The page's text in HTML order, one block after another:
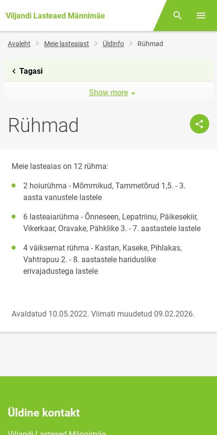
Viljandi Lasteaed Männimäe Otsing
Jälglink
Avaleht Meie lasteaiast Üldinfo Rühmad
Rühmad
Tagasi
Show more
Meie lasteaias on 12 rühma:
2 hoiurühma - Mõmmikud, Tammetõrud 1,5. - 3.
aasta vanustele lastele
6 lasteaiarühma - Õnneseen, Lepatriinu, Päikesekiir,
Vikerkaar, Oravake, Pähklike 3. - 7. aastastele lastele
4 väiksemat rühma - Kastan, Kaseke, Pihlakas,
Vahtrapuu 2. - 8. aastastele hariduslike
erivajadustega lastele
Avaldatud 10.05.2022. Viimati muudetud 09.02.2026.
Üldine kontakt